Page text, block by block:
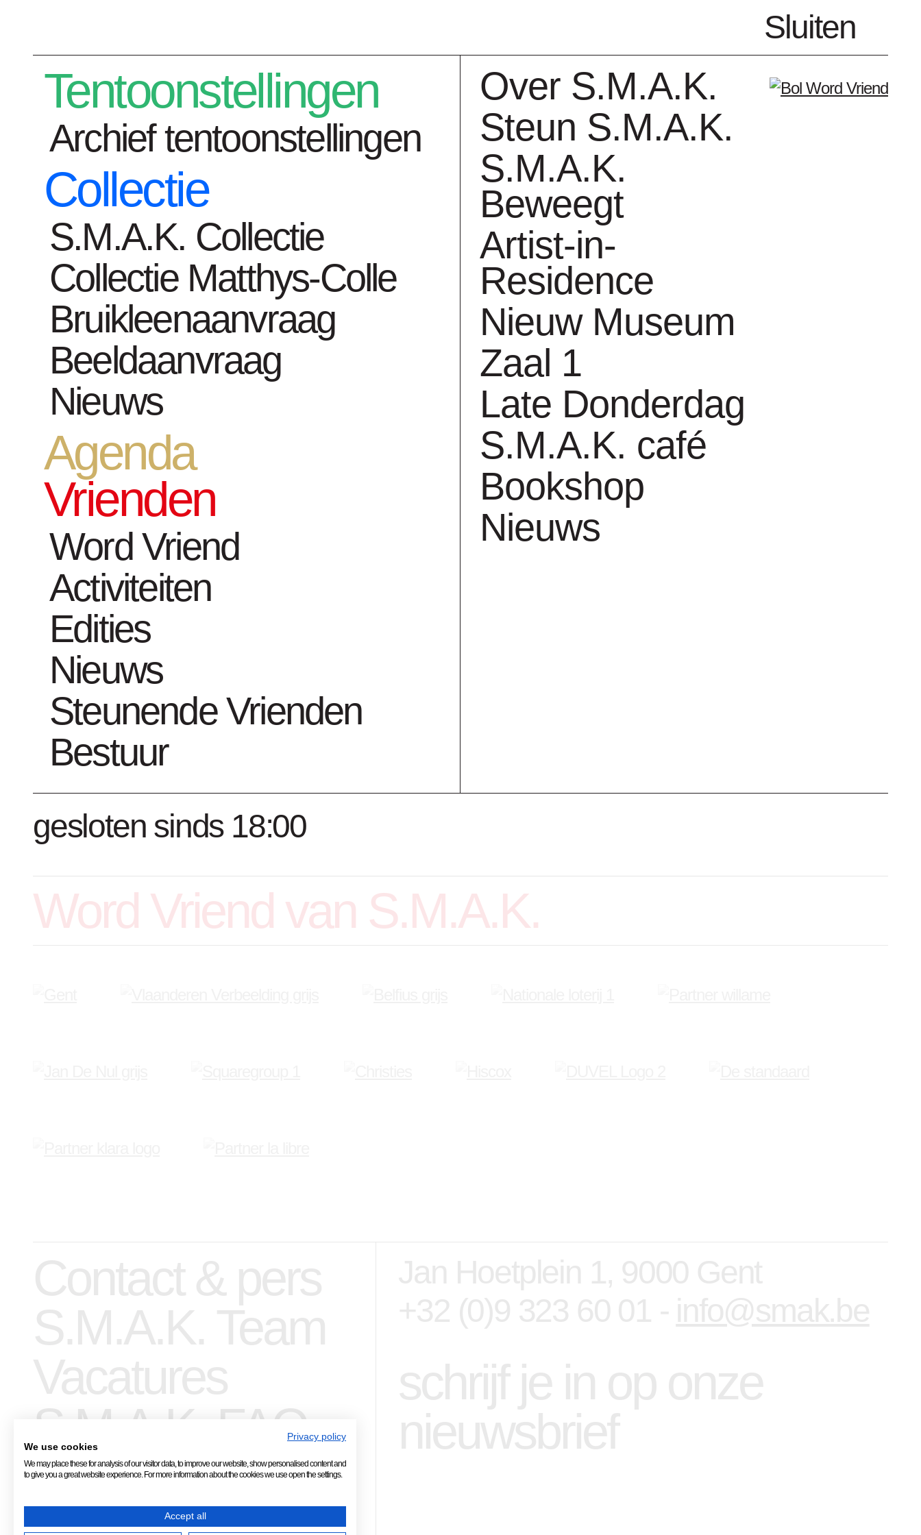
Menu
Sluiten
Tentoonstellingen
Archief tentoonstellingen
Collectie
S.M.A.K. Collectie
Collectie Matthys-Colle
Bruikleenaanvraag
Beeldaanvraag
Nieuws
Agenda
Vrienden
Word Vriend
Activiteiten
Edities
Nieuws
Steunende Vrienden
Bestuur
Over S.M.A.K.
Steun S.M.A.K.
S.M.A.K.
Beweegt
Artist-in-
Residence
Nieuw Museum
Zaal 1
Late Donderdag
S.M.A.K. café
Bookshop
Nieuws
gesloten sinds 18:00
Tentoonstellingen Collectie Agenda
Home kunstwerken Untitled II (Yellow)
Untitled II (Yellow)
Ann Veronica Janssens
zeefdruk op papier
h. 72.2 cm x b. 54 cm
Collectienummer : 6089
Kunstwerken Ann Veronica Janssens
Word Vriend van S.M.A.K.
S.M.A.K. FAQPrivacy policy
We use cookies
We may place these for analysis of our visitor data, to improve our website, show personalised content and
to give you a great website experience. For more information about the cookies we use open the settings.
Accept all